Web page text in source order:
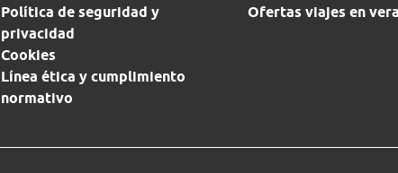
Política de seguridad y
privacidad
Cookies
Línea ética y cumplimiento
normativo
Ofertas viajes en